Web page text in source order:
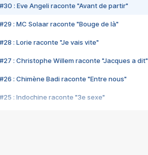
#30 : Eve Angeli raconte "Avant de partir"
#29 : MC Solaar raconte "Bouge de là"
#28 : Lorie raconte "Je vais vite"
#27 : Christophe Willem raconte "Jacques a dit"
#26 : Chimène Badi raconte "Entre nous"
#25 : Indochine raconte "3e sexe"